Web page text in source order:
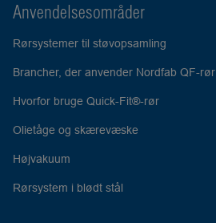
Anvendelsesområder
Rørsystemer til støvopsamling
Brancher, der anvender Nordfab QF-rør
Hvorfor bruge Quick-Fit®-rør
Olietåge og skærevæske
Højvakuum
Rørsystem i blødt stål